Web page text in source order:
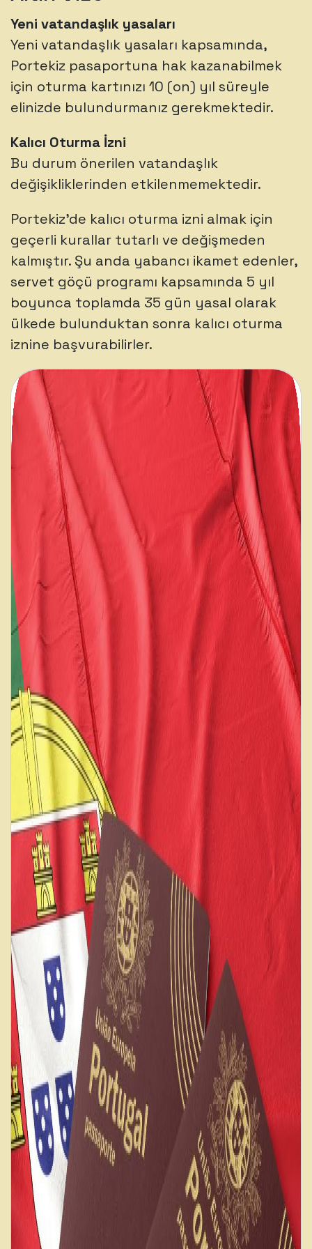
Yeni vatandaşlık yasaları
Yeni vatandaşlık yasaları kapsamında,
Portekiz pasaportuna hak kazanabilmek
için oturma kartınızı 10 (on) yıl süreyle
elinizde bulundurmanız gerekmektedir.
Kalıcı Oturma İzni
Bu durum önerilen vatandaşlık
değişikliklerinden etkilenmemektedir.
Portekiz’de kalıcı oturma izni almak için
geçerli kurallar tutarlı ve değişmeden
kalmıştır. Şu anda yabancı ikamet edenler,
servet göçü programı kapsamında 5 yıl
boyunca toplamda 35 gün yasal olarak
ülkede bulunduktan sonra kalıcı oturma
iznine başvurabilirler.